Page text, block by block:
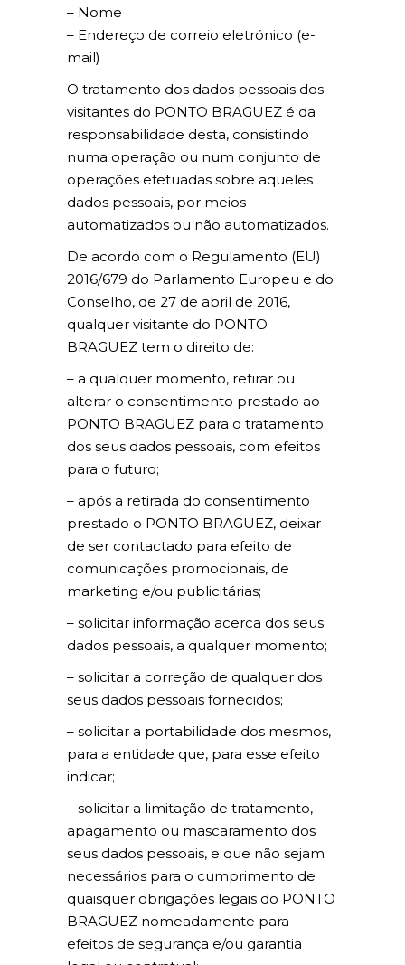
– Nome
– Endereço de correio eletrónico (e-
mail)
O tratamento dos dados pessoais dos
visitantes do PONTO BRAGUEZ é da
responsabilidade desta, consistindo
numa operação ou num conjunto de
operações efetuadas sobre aqueles
dados pessoais, por meios
automatizados ou não automatizados.
De acordo com o Regulamento (EU)
2016/679 do Parlamento Europeu e do
Conselho, de 27 de abril de 2016,
qualquer visitante do PONTO
BRAGUEZ tem o direito de:
– a qualquer momento, retirar ou
alterar o consentimento prestado ao
PONTO BRAGUEZ para o tratamento
dos seus dados pessoais, com efeitos
para o futuro;
– após a retirada do consentimento
prestado o PONTO BRAGUEZ, deixar
de ser contactado para efeito de
comunicações promocionais, de
marketing e/ou publicitárias;
– solicitar informação acerca dos seus
dados pessoais, a qualquer momento;
– solicitar a correção de qualquer dos
seus dados pessoais fornecidos;
– solicitar a portabilidade dos mesmos,
para a entidade que, para esse efeito
indicar;
– solicitar a limitação de tratamento,
apagamento ou mascaramento dos
seus dados pessoais, e que não sejam
necessários para o cumprimento de
quaisquer obrigações legais do PONTO
BRAGUEZ nomeadamente para
efeitos de segurança e/ou garantia